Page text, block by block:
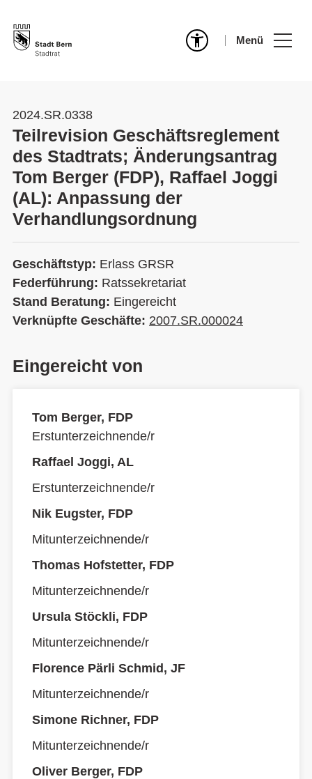
Menü
2024.SR.0338
Teilrevision Geschäftsreglement
des Stadtrats; Änderungsantrag
Tom Berger (FDP), Raffael Joggi
(AL): Anpassung der
Verhandlungsordnung
Geschäftstyp: Erlass GRSR
Federführung: Ratssekretariat
Stand Beratung: Eingereicht
Verknüpfte Geschäfte: 2007.SR.000024
Eingereicht von
Tom Berger, FDP
Erstunterzeichnende/r
Raffael Joggi, AL
Erstunterzeichnende/r
Nik Eugster, FDP
Mitunterzeichnende/r
Thomas Hofstetter, FDP
Mitunterzeichnende/r
Ursula Stöckli, FDP
Mitunterzeichnende/r
Florence Pärli Schmid, JF
Mitunterzeichnende/r
Simone Richner, FDP
Mitunterzeichnende/r
Oliver Berger, FDP